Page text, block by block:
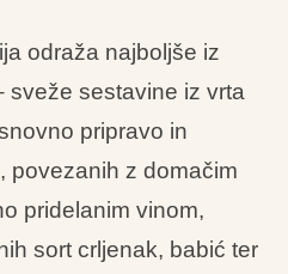
odraža najboljše iz
sveže sestavine iz vrta
pripravo in
povezanih z domačim
pridelanim vinom,
sort crljenak, babić ter